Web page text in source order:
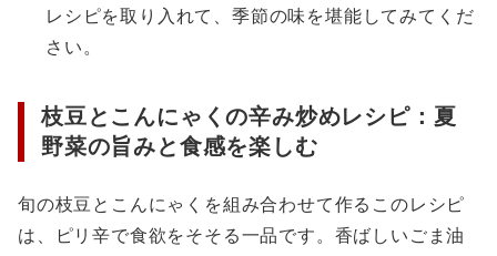
レシピを取り入れて、季節の味を堪能してみてくだ
さい。
枝豆とこんにゃくの辛み炒めレシピ：夏
野菜の旨みと食感を楽しむ
旬の枝豆とこんにゃくを組み合わせて作るこのレシピ
は、ピリ辛で食欲をそそる一品です。香ばしいごま油